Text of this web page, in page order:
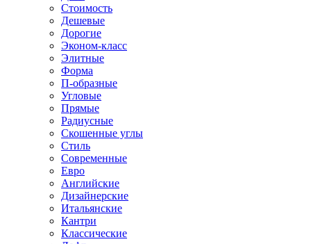
Стоимость
Дешевые
Дорогие
Эконом-класс
Элитные
Форма
П-образные
Угловые
Прямые
Радиусные
Скошенные углы
Стиль
Современные
Евро
Английские
Дизайнерские
Итальянские
Кантри
Классические